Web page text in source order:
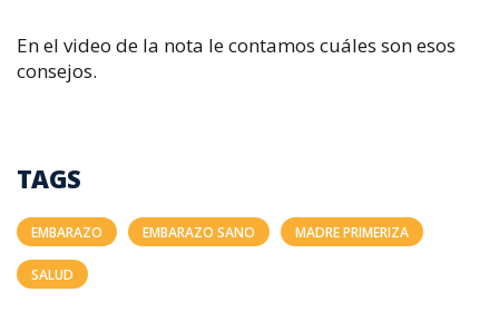
En el video de la nota le contamos cuáles son esos
consejos.
TAGS
EMBARAZO EMBARAZO SANO MADRE PRIMERIZA
SALUD